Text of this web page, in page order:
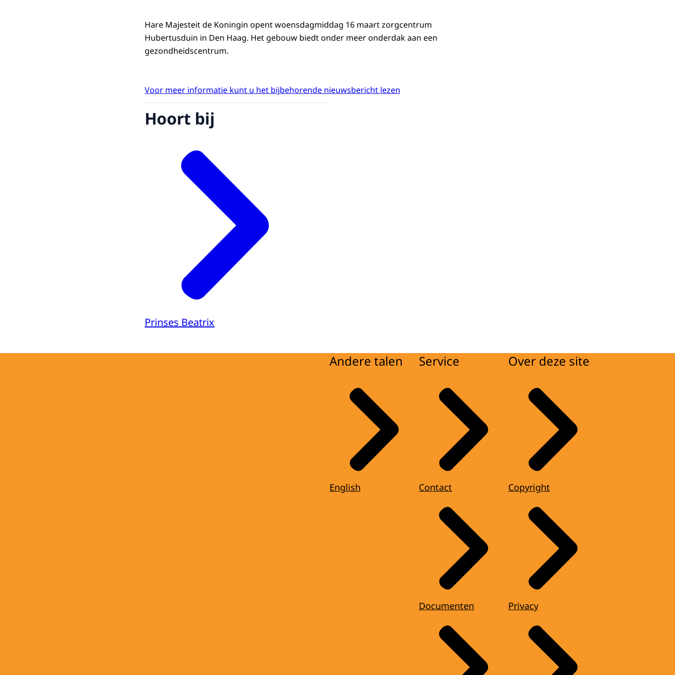
Hare Majesteit de Koningin opent woensdagmiddag 16 maart zorgcentrum
Hubertusduin in Den Haag. Het gebouw biedt onder meer onderdak aan een
gezondheidscentrum.
Voor meer informatie kunt u het bijbehorende nieuwsbericht lezen
Hoort bij
Prinses Beatrix
Andere talen
English
Service
Contact
Documenten
Over deze site
Copyright
Privacy